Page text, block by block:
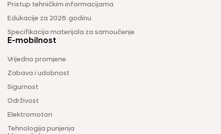
Pristup tehničkim informacijama
Edukacije za 2026. godinu
Specifikacija materijala za samoučenje
E-mobilnost
Vrijedno promjene
Zabava i udobnost
Sigurnost
Održivost
Elektromotori
Tehnologija punjenja